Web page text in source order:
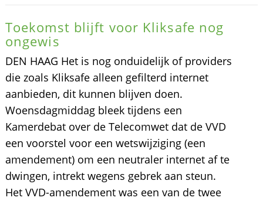
Toekomst blijft voor Kliksafe nog
ongewis
DEN HAAG Het is nog onduidelijk of providers
die zoals Kliksafe alleen gefilterd internet
aanbieden, dit kunnen blijven doen.
Woensdagmiddag bleek tijdens een
Kamerdebat over de Telecomwet dat de VVD
een voorstel voor een wetswijziging (een
amendement) om een neutraler internet af te
dwingen, intrekt wegens gebrek aan steun.
Het VVD-amendement was een van de twee